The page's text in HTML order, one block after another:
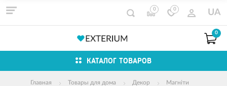
0 0 UA
0
КАТАЛОГ ТОВАРОВ
Главная Товары для дома Декор Магніти